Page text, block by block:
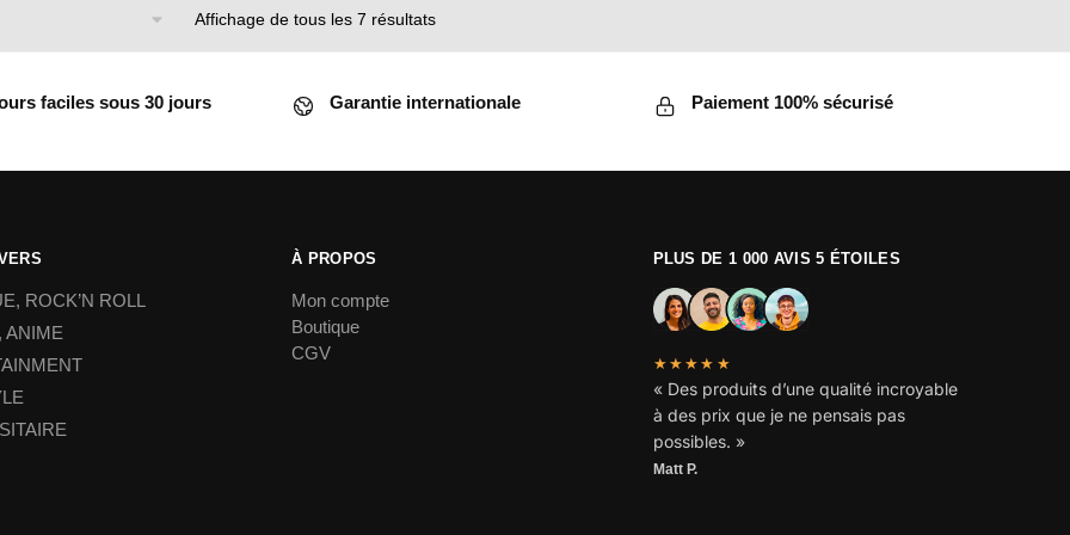
Affichage de tous les 7 résultats
faciles sous 30 jours Garantie internationale Paiement 100% sécurisé
ROCK’N ROLL
ANIME
À PROPOS
Mon compte
Boutique
CGV
PLUS DE 1 000 AVIS 5 ÉTOILES
★★★★★
« Des produits d’une qualité incroyable
à des prix que je ne pensais pas
possibles. »
Matt P.